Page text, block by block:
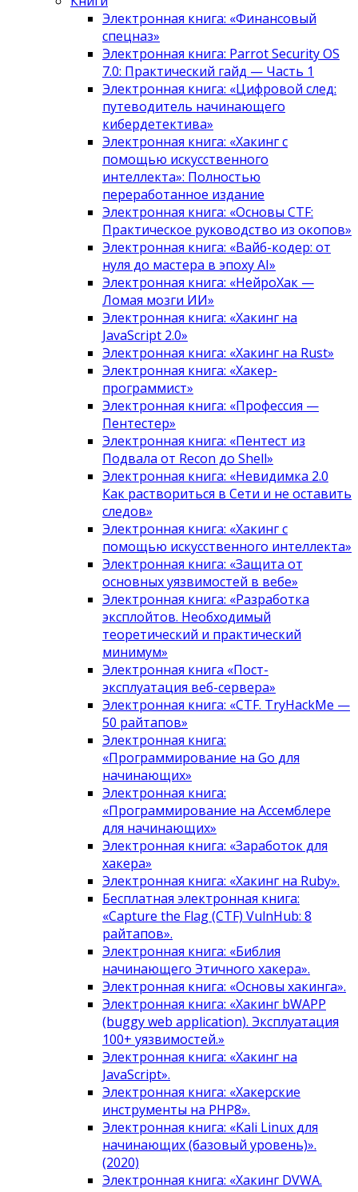
Электронная книга: «Финансовый
спецназ»
Электронная книга: Parrot Security OS
7.0: Практический гайд — Часть 1
Электронная книга: «Цифровой след:
путеводитель начинающего
кибердетектива»
Электронная книга: «Хакинг с
помощью искусственного
интеллекта»: Полностью
переработанное издание
Электронная книга: «Основы CTF:
Практическое руководство из окопов»
Электронная книга: «Вайб-кодер: от
нуля до мастера в эпоху AI»
Электронная книга: «НейроХак —
Ломая мозги ИИ»
Электронная книга: «Хакинг на
JavaScript 2.0»
Электронная книга: «Хакинг на Rust»
Электронная книга: «Хакер-
программист»
Электронная книга: «Профессия —
Пентестер»
Электронная книга: «Пентест из
Подвала от Recon до Shell»
Электронная книга: «Невидимка 2.0
Как раствориться в Сети и не оставить
следов»
Электронная книга: «Хакинг с
помощью искусственного интеллекта»
Электронная книга: «Защита от
основных уязвимостей в вебе»
Электронная книга: «Разработка
эксплойтов. Необходимый
теоретический и практический
минимум»
Электронная книга «Пост-
эксплуатация веб-сервера»
Электронная книга: «CTF. TryHackMe —
50 райтапов»
Электронная книга:
«Программирование на Go для
начинающих»
Электронная книга:
«Программирование на Ассемблере
для начинающих»
Электронная книга: «Заработок для
хакера»
Электронная книга: «Хакинг на Ruby».
Бесплатная электронная книга:
«Capture the Flag (CTF) VulnHub: 8
райтапов».
Электронная книга: «Библия
начинающего Этичного хакера».
Электронная книга: «Основы хакинга».
Электронная книга: «Хакинг bWAPP
(buggy web application). Эксплуатация
100+ уязвимостей.»
Электронная книга: «Хакинг на
JavaScript».
Электронная книга: «Хакерские
инструменты на PHP8».
Электронная книга: «Kali Linux для
начинающих (базовый уровень)».
(2020)
Электронная книга: «Хакинг DVWA.